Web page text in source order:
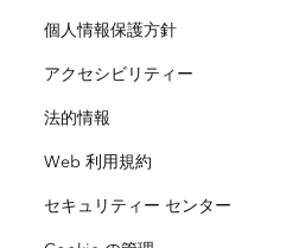
Esri ストア
ArcNews
ArcWatch
Esri ビデオ
オープンビジョン
企業行動規範
自然保護
教育機関
個人情報保護方針
アクセシビリティー
法的情報
Web 利用規約
セキュリティー センター